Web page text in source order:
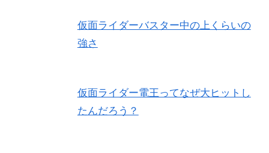
仮面ライダーバスター中の上くらいの
強さ
仮面ライダー電王ってなぜ大ヒットし
たんだろう？